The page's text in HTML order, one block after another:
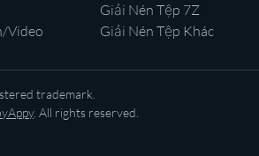
Video
Giải Nén Tệp 7Z
Giải Nén Tệp Khác
trademark.
. All rights reserved.